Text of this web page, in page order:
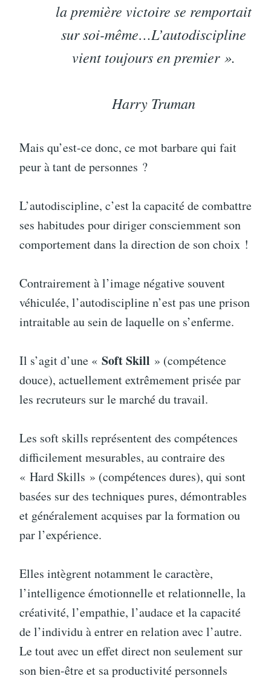
la première victoire se remportait
sur soi-même…L’autodiscipline
vient toujours en premier ».
Harry Truman
Mais qu’est-ce donc, ce mot barbare qui fait
peur à tant de personnes ?
L’autodiscipline, c’est la capacité de combattre
ses habitudes pour diriger consciemment son
comportement dans la direction de son choix !
Contrairement à l’image négative souvent
véhiculée, l’autodiscipline n’est pas une prison
intraitable au sein de laquelle on s’enferme.
Il s’agit d’une « Soft Skill » (compétence
douce), actuellement extrêmement prisée par
les recruteurs sur le marché du travail.
Les soft skills représentent des compétences
difficilement mesurables, au contraire des
« Hard Skills » (compétences dures), qui sont
basées sur des techniques pures, démontrables
et généralement acquises par la formation ou
par l’expérience.
Elles intègrent notamment le caractère,
l’intelligence émotionnelle et relationnelle, la
créativité, l’empathie, l’audace et la capacité
de l’individu à entrer en relation avec l’autre.
Le tout avec un effet direct non seulement sur
son bien-être et sa productivité personnels